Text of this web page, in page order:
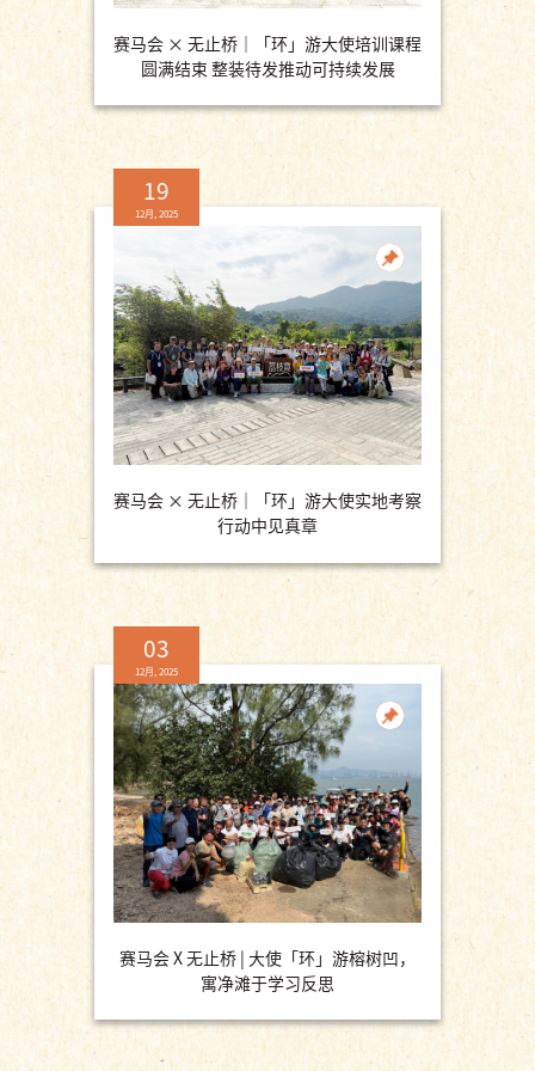
赛马会 × 无止桥｜「环」游大使培训课程
圆满结束 整装待发推动可持续发展
19
12月, 2025
赛马会 × 无止桥｜「环」游大使实地考察
行动中见真章
03
12月, 2025
赛马会 X 无止桥 | 大使「环」游榕树凹，
寓净滩于学习反思